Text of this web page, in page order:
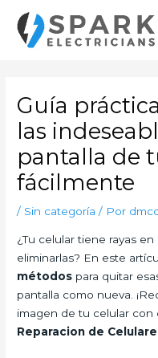
contenido
Guía
las
pantalla de
fácilmente
/ Sin categoría / Por
¿Tu celular tiene rayas
eliminarlas? En este
métodos para quitar
pantalla como nueva.
imagen de tu celular
Reparacion de